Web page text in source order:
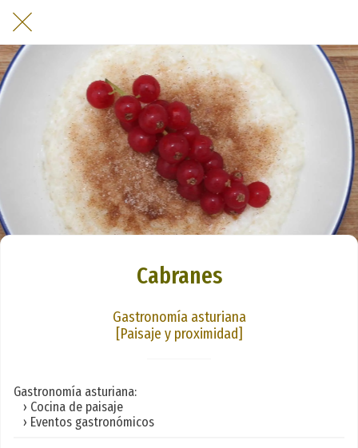
Cabranes
Gastronomía asturiana
[Paisaje y proximidad]
Gastronomía asturiana:
› Cocina de paisaje
› Eventos gastronómicos